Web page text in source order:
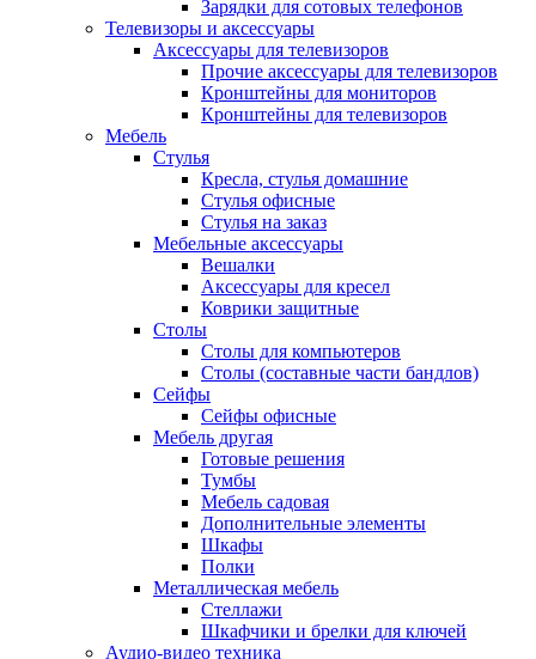
Зарядки для сотовых телефонов
Телевизоры и аксессуары
Аксессуары для телевизоров
Прочие аксессуары для телевизоров
Кронштейны для мониторов
Кронштейны для телевизоров
Мебель
Стулья
Кресла, стулья домашние
Стулья офисные
Стулья на заказ
Мебельные аксессуары
Вешалки
Аксессуары для кресел
Коврики защитные
Столы
Столы для компьютеров
Столы (составные части бандлов)
Сейфы
Сейфы офисные
Мебель другая
Готовые решения
Тумбы
Мебель садовая
Дополнительные элементы
Шкафы
Полки
Металлическая мебель
Стеллажи
Шкафчики и брелки для ключей
Аудио-видео техника